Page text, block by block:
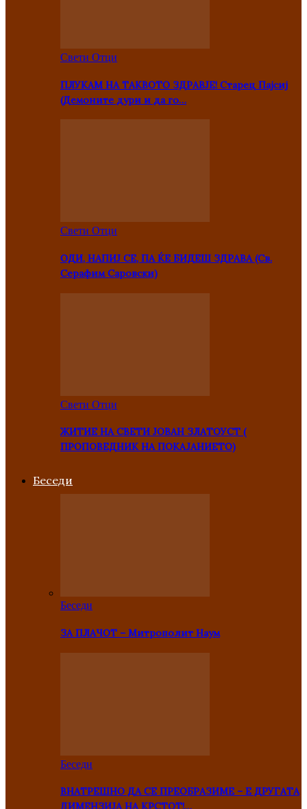
Свети Отци
ПЛУКАМ НА ТАКВОТО ЗДРАВЈЕ! Старец Пајсиј
(Демоните дури и да го…
Свети Отци
ОДИ, НАПИЈ СЕ, ПА ЌЕ БИДЕШ ЗДРАВА (Св.
Серафим Саровски)
Свети Отци
ЖИТИЕ НА СВЕТИ ЈОВАН ЗЛАТОУСТ (
ПРОПОВЕДНИК НА ПОКАЈАНИЕТО)
Беседи
Беседи
ЗА ПЛАЧОТ – Митрополит Наум
Беседи
ВНАТРЕШНО ДА СЕ ПРЕОБРАЗИМЕ – Е ДРУГАТА
ДИМЕНЗИЈА НА КРСТОТ!…